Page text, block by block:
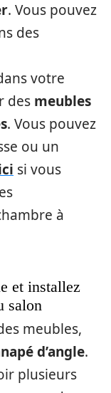
. Vous pouvez
des
votre
des meubles
. Vous pouvez
ou un
si vous
à
et installez
salon
meubles,
d’angle.
plusieurs